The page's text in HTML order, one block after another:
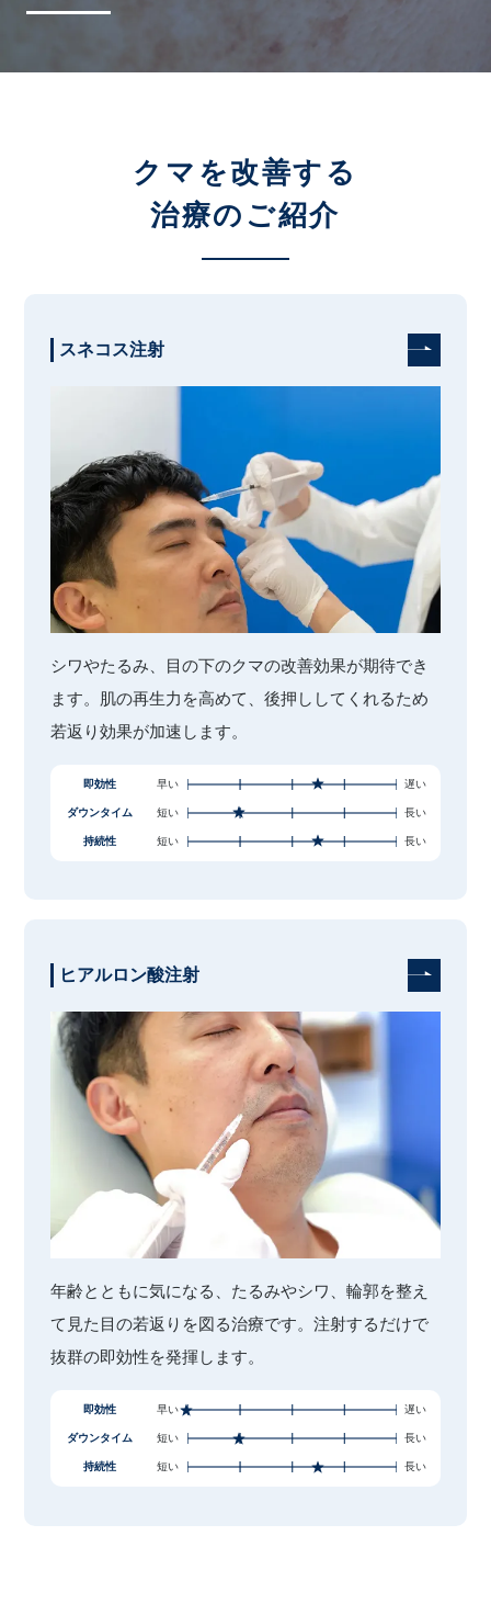
クマを改善する
治療のご紹介
スネコス注射
シワやたるみ、目の下のクマの改善効果が期待でき
ます。肌の再生力を高めて、後押ししてくれるため
若返り効果が加速します。
即効性 早い 遅い
ダウンタイム 短い 長い
持続性 短い 長い
ヒアルロン酸注射
年齢とともに気になる、たるみやシワ、輪郭を整え
て見た目の若返りを図る治療です。注射するだけで
抜群の即効性を発揮します。
即効性 早い 遅い
ダウンタイム 短い 長い
持続性 短い 長い